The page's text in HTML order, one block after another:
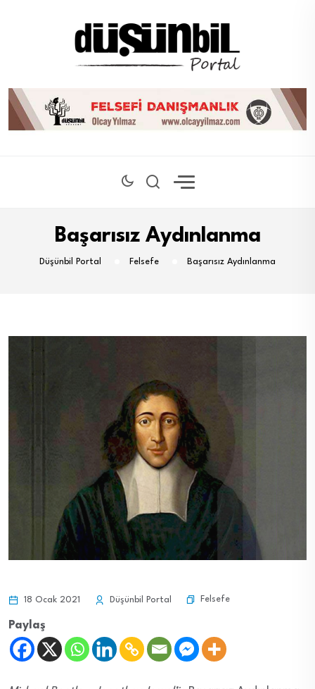
Başarısız Aydınlanma
Düşünbil Portal Felsefe Başarısız Aydınlanma
18 Ocak 2021 Düşünbil Portal Felsefe
Paylaş